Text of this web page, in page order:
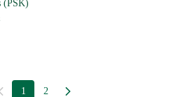
(PSK)
1 2